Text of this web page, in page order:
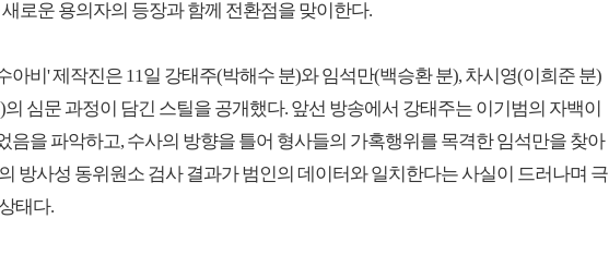
로운 용의자의 등장과 함께 전환점을 맞이한다.
아비' 제작진은 11일 강태주(박해수 분)와 임석만(백승환 분), 차시영(이희준 분)
심문 과정이 담긴 스틸을 공개했다. 앞선 방송에서 강태주는 이기범의 자백이
음을 파악하고, 수사의 방향을 틀어 형사들의 가혹행위를 목격한 임석만을 찾아
방사성 동위원소 검사 결과가 범인의 데이터와 일치한다는 사실이 드러나며 극
태다.